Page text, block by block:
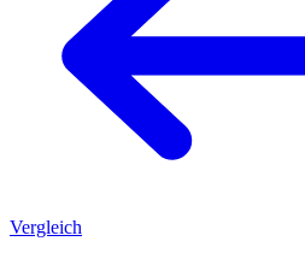
Vergleich